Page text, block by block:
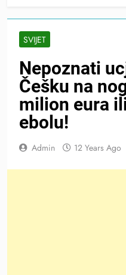
SVIJET
Nepoznati
Češku na
milion eura
ebolu!
Admin 12 Years Ago